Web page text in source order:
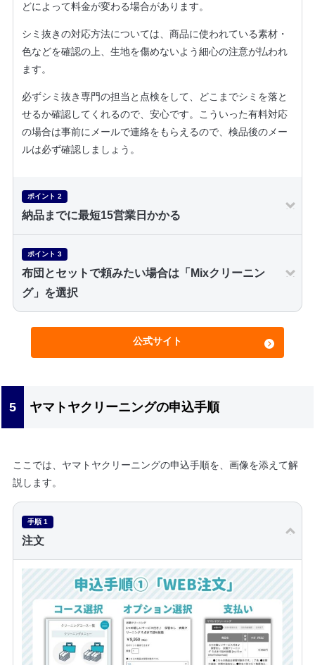
どによって料金が変わる場合があります。
シミ抜きの対応方法については、商品に使われている素材・
色などを確認の上、生地を傷めないよう細心の注意が払われ
ます。
必ずシミ抜き専門の担当と点検をして、どこまでシミを落と
せるか確認してくれるので、安心です。こういった有料対応
の場合は事前にメールで連絡をもらえるので、検品後のメー
ルは必ず確認しましょう。
ポイント 2
納品までに最短15営業日かかる
ポイント 3
布団とセットで頼みたい場合は「Mixクリーニン
グ」を選択
公式サイト
ヤマトヤクリーニングの申込手順
ここでは、ヤマトヤクリーニングの申込手順を、画像を添えて解
説します。
手順 1
注文